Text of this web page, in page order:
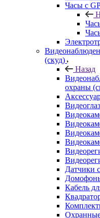
Часы с
(скуд)
Назад
охраны
Датчики
Кабель